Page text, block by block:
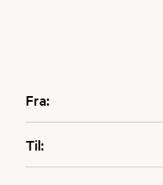
Fra:
Til: